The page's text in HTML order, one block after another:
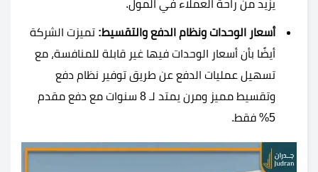
يزيد من راحة العملاء في المول.
أسعار الوحدات ونظام الدفع والتقسيط: تميزت الشركة
أيضًا بأن أسعار الوحدات فيها غير قابلة للمنافسة، مع
تسهيل عمليات الدفع عن طريق توفير نظام دفع
وتقسيط مميز ومرن يمتد لـ 8 سنوات مع دفع مقدم
5% فقط.